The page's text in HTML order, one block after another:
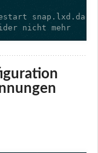
nicht mehr